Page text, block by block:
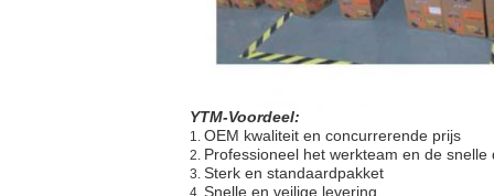
YTM-Voordeel:
1. OEM kwaliteit en concurrerende prijs
2. Professioneel het werkteam en de snelle
3. Sterk en standaardpakket
4. Snelle en veilige levering